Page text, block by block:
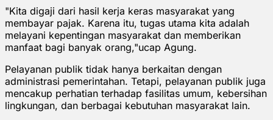
"Kita digaji dari hasil kerja keras masyarakat yang
membayar pajak. Karena itu, tugas utama kita adalah
melayani kepentingan masyarakat dan memberikan
manfaat bagi banyak orang,"ucap Agung.
Pelayanan publik tidak hanya berkaitan dengan
administrasi pemerintahan. Tetapi, pelayanan publik juga
mencakup perhatian terhadap fasilitas umum, kebersihan
lingkungan, dan berbagai kebutuhan masyarakat lain.